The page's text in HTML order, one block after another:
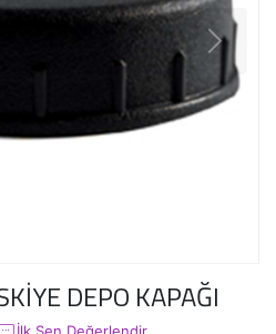
DEPO KAPAĞI